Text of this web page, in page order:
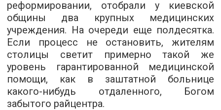
реформировании, отобрали у киевской
общины два крупных медицинских
учреждения. На очереди еще полдесятка.
Если процесс не остановить, жителям
столицы светит примерно такой же
уровень гарантированной медицинской
помощи, как в заштатной больнице
какого-нибудь отдаленного, Богом
забытого райцентра.